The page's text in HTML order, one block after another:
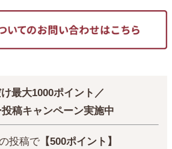
最大1000ポイント／
稿キャンペーン実施中
投稿で【500ポイント】